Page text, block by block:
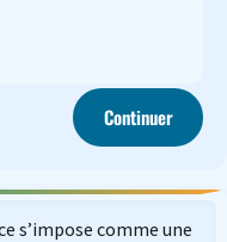
Continuer
s’impose comme une